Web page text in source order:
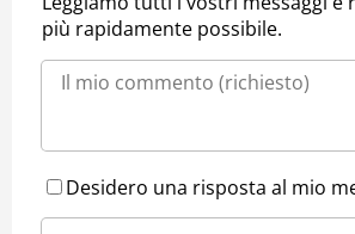
più rapidamente possibile.
Desidero una risposta al mio